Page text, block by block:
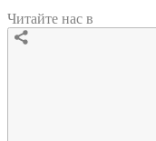
Читайте нас в